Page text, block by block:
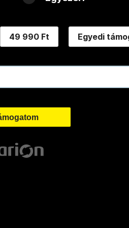
49 990 Ft Egyedi